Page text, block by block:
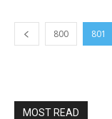
800 801
MOST READ